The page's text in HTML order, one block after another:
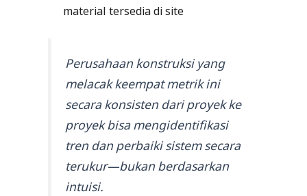
material tersedia di site
Perusahaan konstruksi yang
melacak keempat metrik ini
secara konsisten dari proyek ke
proyek bisa mengidentifikasi
tren dan perbaiki sistem secara
terukur—bukan berdasarkan
intuisi.